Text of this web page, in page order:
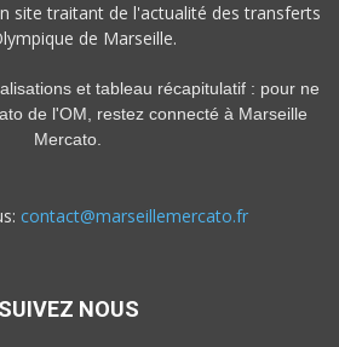
site traitant de l'actualité des transferts
de Marseille.
et tableau récapitulatif : pour ne
de l'OM, restez connecté à Marseille
Mercato.
contact@marseillemercato.fr
SUIVEZ NOUS